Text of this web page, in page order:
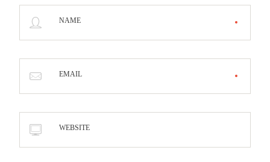
NAME
EMAIL
WEBSITE